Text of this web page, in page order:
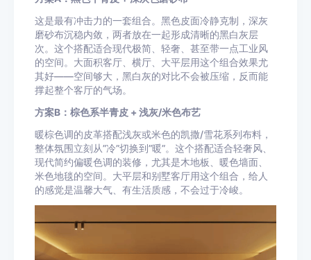
这是最有冲击力的一套组合。黑色皮面冷静克制，深灰
磨砂布沉稳内敛，两者放在一起形成清晰的黑白灰层
次。这个搭配适合现代极简、轻奢、甚至带一点工业风
的空间。大面积客厅、横厅、大平层用这个组合效果尤
其好——空间够大，黑白灰的对比不会被压缩，反而能
撑起整个客厅的气场。
方案B：棕色系半青皮 + 浅灰/米色布艺
暖棕色调的皮革搭配浅灰或米色的凯撒/雪花系列布料，
整体氛围立刻从”冷”切换到”暖”。这个搭配适合轻奢风、
现代简约偏暖色调的装修，尤其是木地板、暖色墙面、
米色地毯的空间。大平层和别墅客厅用这个组合，给人
的感觉是温馨大气、有生活质感，不会过于冷峻。